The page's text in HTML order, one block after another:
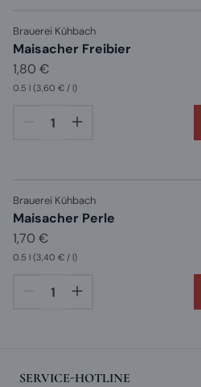
Brauerei Kühbach
Maisacher Freibier
1,80 €
0.5 l (3,60 € / l)
Brauerei Kühbach
Maisacher Perle
1,70 €
0.5 l (3,40 € / l)
SERVICE-HOTLINE